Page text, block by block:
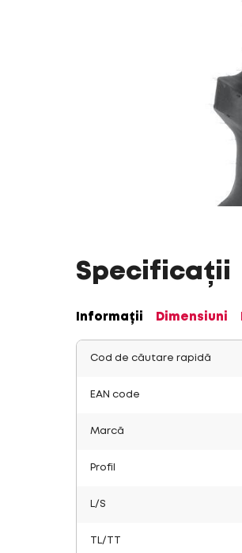
Specificații
Informații Dimensiuni
Cod de căutare rapidă
EAN code
Marcă
Profil
L/S
TL/TT